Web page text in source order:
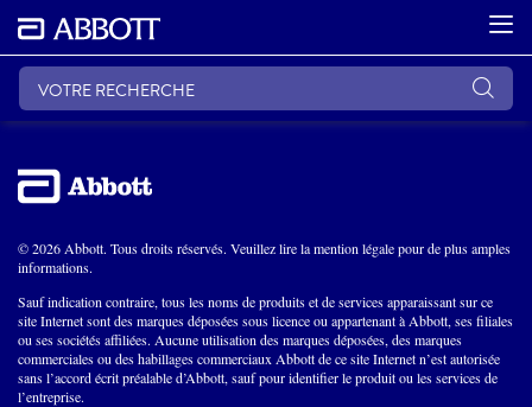
© 2026 Abbott. Tous droits réservés. Veuillez lire la mention légale pour de plus amples
informations.
Sauf indication contraire, tous les noms de produits et de services apparaissant sur ce
site Internet sont des marques déposées sous licence ou appartenant à Abbott, ses filiales
ou ses sociétés affiliées. Aucune utilisation des marques déposées, des marques
commerciales ou des habillages commerciaux Abbott de ce site Internet n’est autorisée
sans l’accord écrit préalable d’Abbott, sauf pour identifier le produit ou les services de
l’entreprise.